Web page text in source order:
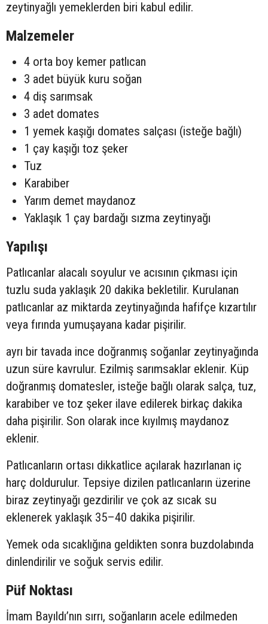
zeytinyağlı yemeklerden biri kabul edilir.
Malzemeler
4 orta boy kemer patlıcan
3 adet büyük kuru soğan
4 diş sarımsak
3 adet domates
1 yemek kaşığı domates salçası (isteğe bağlı)
1 çay kaşığı toz şeker
Tuz
Karabiber
Yarım demet maydanoz
Yaklaşık 1 çay bardağı sızma zeytinyağı
Yapılışı
Patlıcanlar alacalı soyulur ve acısının çıkması için
tuzlu suda yaklaşık 20 dakika bekletilir. Kurulanan
patlıcanlar az miktarda zeytinyağında hafifçe kızartılır
veya fırında yumuşayana kadar pişirilir.
ayrı bir tavada ince doğranmış soğanlar zeytinyağında
uzun süre kavrulur. Ezilmiş sarımsaklar eklenir. Küp
doğranmış domatesler, isteğe bağlı olarak salça, tuz,
karabiber ve toz şeker ilave edilerek birkaç dakika
daha pişirilir. Son olarak ince kıyılmış maydanoz
eklenir.
Patlıcanların ortası dikkatlice açılarak hazırlanan iç
harç doldurulur. Tepsiye dizilen patlıcanların üzerine
biraz zeytinyağı gezdirilir ve çok az sıcak su
eklenerek yaklaşık 35–40 dakika pişirilir.
Yemek oda sıcaklığına geldikten sonra buzdolabında
dinlendirilir ve soğuk servis edilir.
Püf Noktası
İmam Bayıldı’nın sırrı, soğanların acele edilmeden